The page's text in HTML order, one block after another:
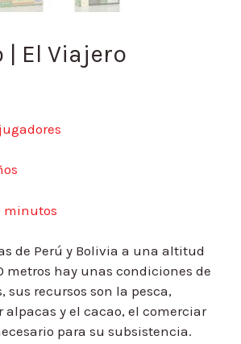
El Viajero
minutos
de Perú y Bolivia a una altitud
metros hay unas condiciones de
sus recursos son la pesca,
alpacas y el cacao, el comerciar
para su subsistencia.